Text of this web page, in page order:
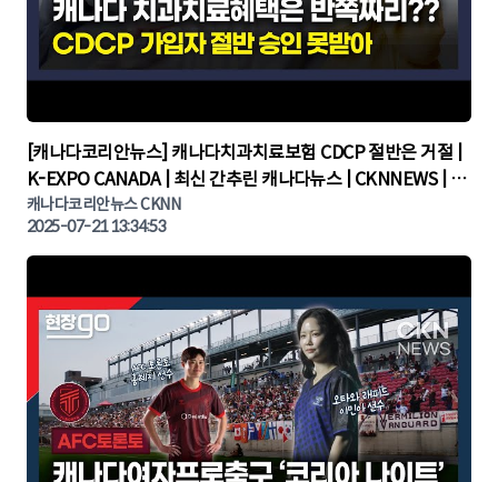
▶
[캐나다코리안뉴스] 캐나다치과치료보험 CDCP 절반은 거절 |
K-EXPO CANADA | 최신 간추린 캐나다뉴스 | CKNNEWS | 캐
나다뉴스 | 토론토뉴스
캐나다코리안뉴스 CKNN
2025-07-21 13:34:53